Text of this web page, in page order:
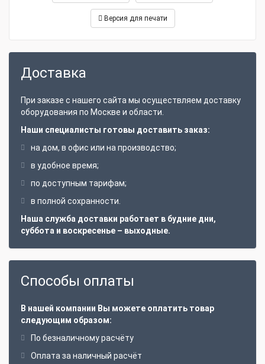
Версия для печати
Доставка
При заказе с нашего сайта мы осуществляем доставку
оборудования по Москве и области.
Наши специалисты готовы доставить заказ:
на дом, в офис или на производство;
в удобное время;
по доступным тарифам;
в полной сохранности.
Наша служба доставки работает в будние дни,
суббота и воскресенье – выходные.
Способы оплаты
В нашей компании Вы можете оплатить товар
следующим образом:
По безналичному расчёту
Оплата за наличный расчёт